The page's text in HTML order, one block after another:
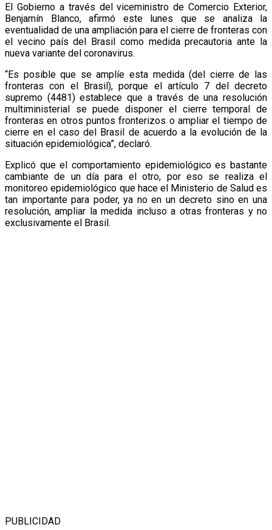
El Gobierno a través del viceministro de Comercio Exterior,
Benjamín Blanco, afirmó este lunes que se analiza la
eventualidad de una ampliación para el cierre de fronteras con
el vecino país del Brasil como medida precautoria ante la
nueva variante del coronavirus.
“Es posible que se amplíe esta medida (del cierre de las
fronteras con el Brasil), porque el artículo 7 del decreto
supremo (4481) establece que a través de una resolución
multiministerial se puede disponer el cierre temporal de
fronteras en otros puntos fronterizos o ampliar el tiempo de
cierre en el caso del Brasil de acuerdo a la evolución de la
situación epidemiológica”, declaró.
Explicó que el comportamiento epidemiológico es bastante
cambiante de un día para el otro, por eso se realiza el
monitoreo epidemiológico que hace el Ministerio de Salud es
tan importante para poder, ya no en un decreto sino en una
resolución, ampliar la medida incluso a otras fronteras y no
exclusivamente el Brasil.
PUBLICIDAD